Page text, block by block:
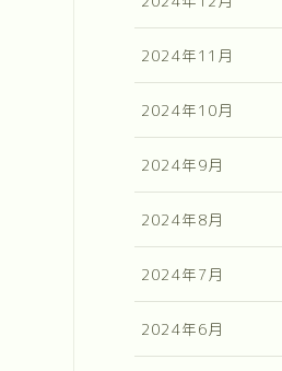
2024年11月
2024年10月
2024年9月
2024年8月
2024年7月
2024年6月